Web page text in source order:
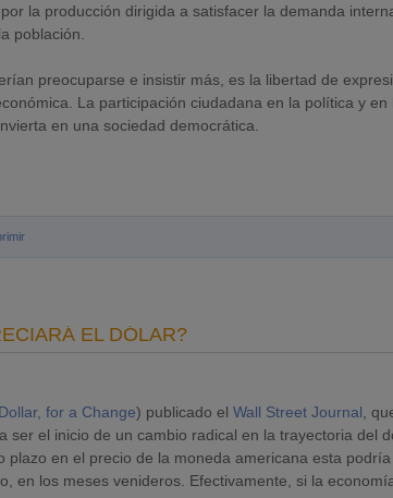
la producción dirigida a satisfacer la demanda
población.
preocuparse e insistir más, es la libertad de
La participación ciudadana en la política y en
en una sociedad democrática.
EL DÓLAR?
for a Change) publicado elWall Street Journal ,
ser el inicio de un cambio radical en la trayectoria del
en el precio de la moneda americana esta podría
en los meses venideros. Efectivamente, si la